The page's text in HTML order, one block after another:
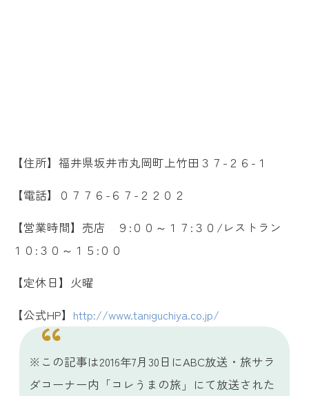
【住所】福井県坂井市丸岡町上竹田３７-２６-１
【電話】０７７６-６７-２２０２
【営業時間】売店 ９:００～１７:３０/レストラン
１０:３０～１５:００
【定休日】火曜
【公式HP】 http://www.taniguchiya.co.jp/
※この記事は2016年7月30日にABC放送・旅サラ
ダコーナー内「コレうまの旅」にて放送された